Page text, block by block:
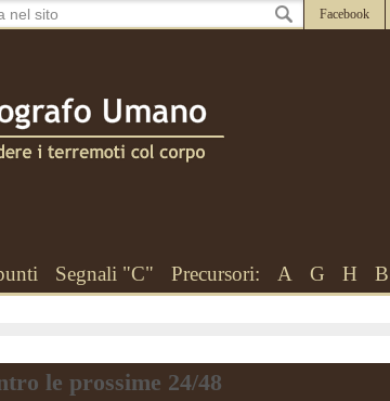
Facebook
Segnali "C" Precursori: A G H B
le prossime 24/48